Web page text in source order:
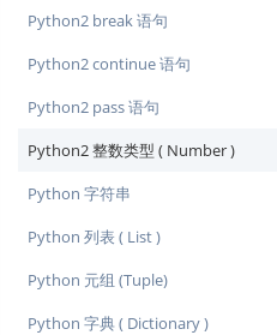
Python2 break 语句
Python2 continue 语句
Python2 pass 语句
Python2 整数类型 ( Number )
Python 字符串
Python 列表 ( List )
Python 元组 (Tuple)
Python 字典 ( Dictionary )